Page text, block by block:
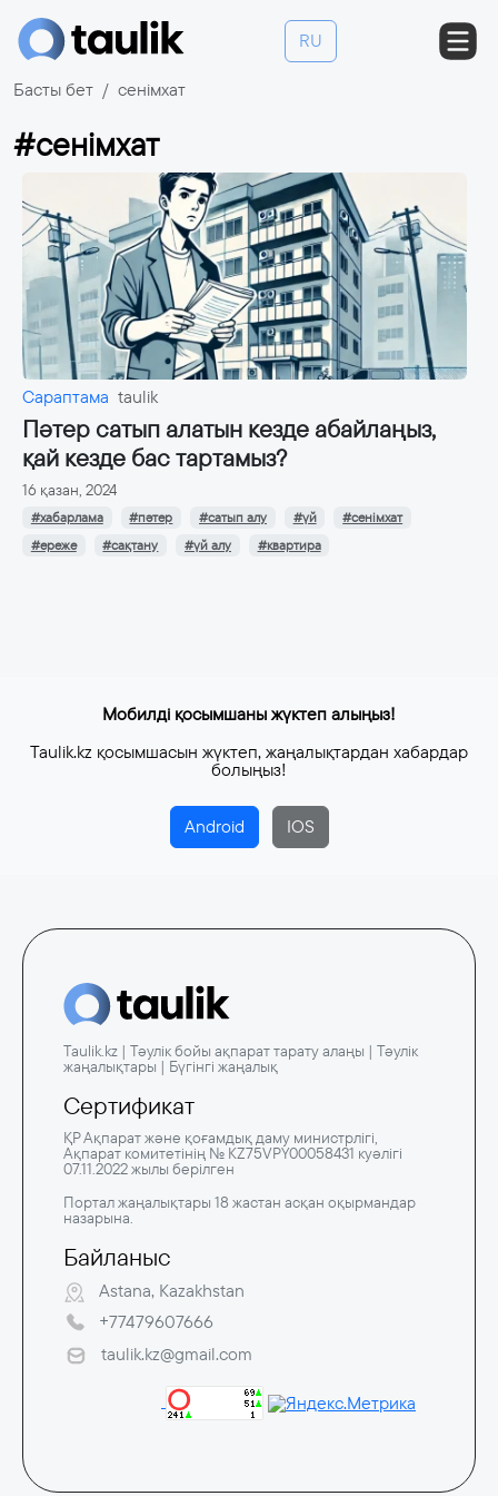
RU
Басты бет сенімхат
#сенімхат
Сараптама taulik
Пәтер сатып алатын кезде абайлаңыз,
қай кезде бас тартамыз?
16 қазан, 2024
#хабарлама #пәтер #сатып алу #үй
#сенімхат
#ереже
#сақтану #үй алу #квартира
Мобилді қосымшаны жүктеп алыңыз!
Taulik.kz қосымшасын жүктеп, жаңалықтардан хабардар
болыңыз!
Android IOS
Taulik.kz | Тәулік бойы ақпарат тарату алаңы | Тәулік
жаңалықтары | Бүгінгі жаңалық
Сертификат
ҚР Ақпарат және қоғамдық даму министрлігі,
Ақпарат комитетінің № KZ75VPY00058431 куәлігі
07.11.2022 жылы берілген
Портал жаңалықтары 18 жастан асқан оқырмандар
назарына.
Байланыс
Astana, Kazakhstan
+77479607666
taulik.kz@gmail.com